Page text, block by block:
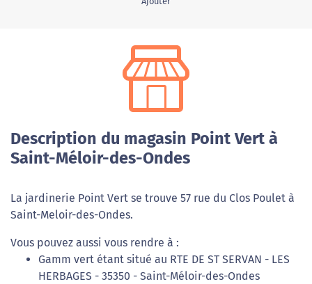
Description du magasin Point Vert à
Saint-Méloir-des-Ondes
La jardinerie Point Vert se trouve 57 rue du Clos Poulet à
Saint-Meloir-des-Ondes.
Vous pouvez aussi vous rendre à :
Gamm vert étant situé au RTE DE ST SERVAN - LES
HERBAGES - 35350 - Saint-Méloir-des-Ondes